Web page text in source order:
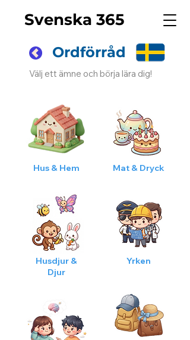
Svenska 365
Ordförråd
Välj ett ämne och börja lära dig!
Hus & Hem
Husdjur &
Djur
Mat & Dryck
Yrken